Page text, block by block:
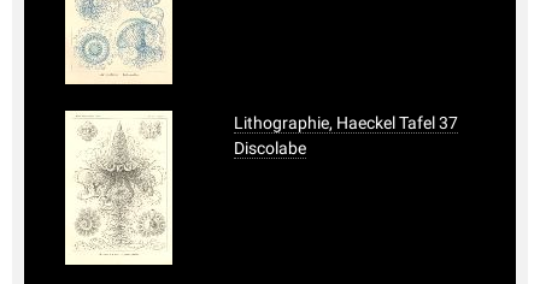
Lithographie, Haeckel Tafel 37
Discolabe